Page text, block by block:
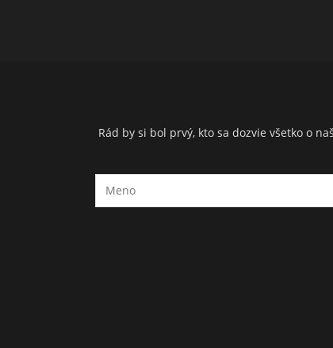
Rád by si bol prvý, kto sa dozvie všetko o